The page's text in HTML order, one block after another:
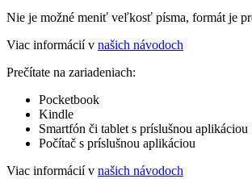
Nie je možné meniť veľkosť písma, formát je
Viac informácií v našich návodoch
Prečítate na zariadeniach:
Pocketbook
Kindle
Smartfón či tablet s príslušnou aplikáciou
Počítač s príslušnou aplikáciou
Viac informácií v našich návodoch